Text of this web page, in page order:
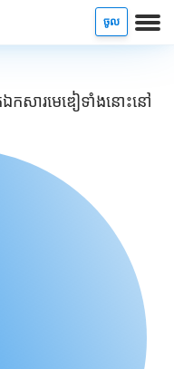
ចូល
កសារមេឌៀ​ទាំងនោះនៅ